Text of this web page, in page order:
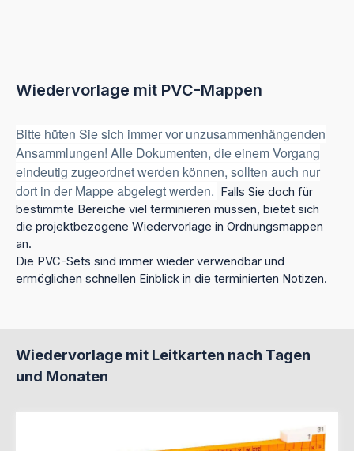
Wiedervorlage mit PVC-Mappen
Bitte hüten Sie sich immer vor unzusammenhängenden
Ansammlungen! Alle Dokumenten, die einem Vorgang
eindeutig zugeordnet werden können, sollten auch nur
dort in der Mappe abgelegt werden. Falls Sie doch für
bestimmte Bereiche viel terminieren müssen, bietet sich
die projektbezogene Wiedervorlage in Ordnungsmappen
an.
Die PVC-Sets sind immer wieder verwendbar und
ermöglichen schnellen Einblick in die terminierten Notizen.
Produktgalerie überspringen
Wiedervorlage mit Leitkarten nach Tagen
und Monaten